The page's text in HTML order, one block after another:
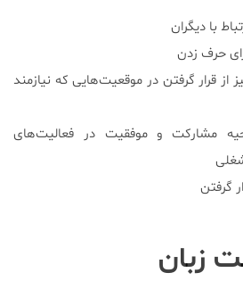
با دیگران
حرف زدن
قرار گرفتن در موقعیت‌هایی که نیازمند
مشارکت و موفقیت در فعالیت‌های
گرفتن
زبان